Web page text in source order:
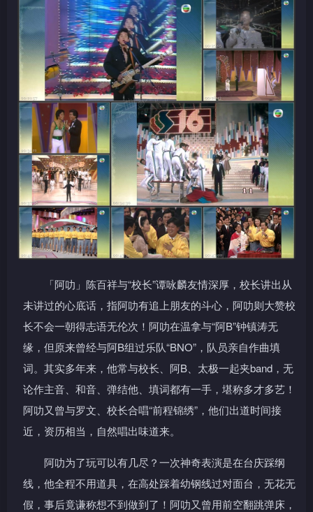
「阿叻」陈百祥与“校长”谭咏麟友情深厚，校长讲出从
未讲过的心底话，指阿叻有追上朋友的斗心，阿叻则大赞校
长不会一朝得志语无伦次！阿叻在温拿与“阿B”钟镇涛无
缘，但原来曾经与阿B组过乐队“BNO”，队员亲自作曲填
词。其实多年来，他常与校长、阿B、太极一起夹band，无
论作主音、和音、弹结他、填词都有一手，堪称多才多艺！
阿叻又曾与罗文、校长合唱“前程锦绣”，他们出道时间接
近，资历相当，自然唱出味道来。
阿叻为了玩可以有几尽？一次神奇表演是在台庆踩纲
线，他全程不用道具，在高处踩着幼钢线过对面台，无花无
假，事后竟谦称想不到做到了！阿叻又曾用前空翻跳弹床，